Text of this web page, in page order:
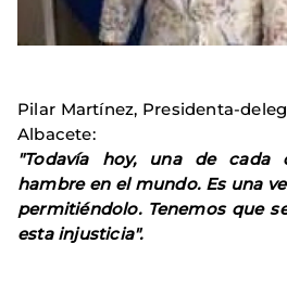
Pilar Martínez, Presidenta-
Albacete:
"Todavía hoy, una de cada
hambre en el mundo. Es una
permitiéndolo. Tenemos que
esta injusticia".